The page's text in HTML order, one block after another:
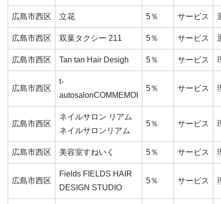
広島市西区 立花 5％ サービス
広島市西区 双葉タクシー 211 5％ サービス
広島市西区 Tan tan Hair Desigh 5％ サービス
広島市西区
t-
autosalonCOMMEMOI
5％ サービス
広島市西区
ネイルサロン リアム
ネイルサロンリアム
5％ サービス
広島市西区 美容室すねいく 5％ サービス
広島市西区
Fields FIELDS HAIR
DESIGN STUDIO
5％ サービス